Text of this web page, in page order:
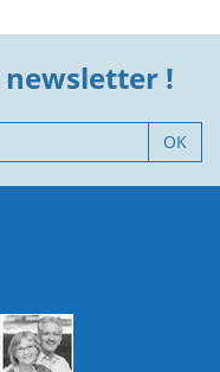
newsletter !
OK